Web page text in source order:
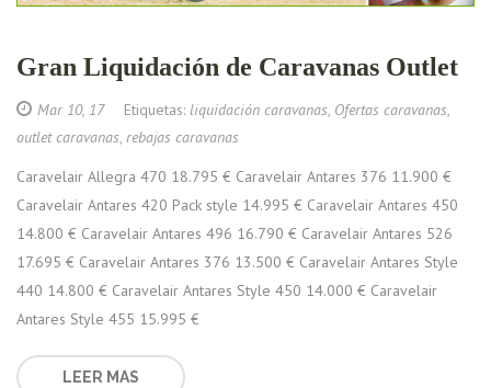
Gran Liquidación de Caravanas Outlet
Mar 10, 17Etiquetas: liquidación caravanas, Ofertas caravanas,
outlet caravanas, rebajas caravanas
Caravelair Allegra 470 18.795 € Caravelair Antares 376 11.900 €
Caravelair Antares 420 Pack style 14.995 € Caravelair Antares 450
14.800 € Caravelair Antares 496 16.790 € Caravelair Antares 526
17.695 € Caravelair Antares 376 13.500 € Caravelair Antares Style
440 14.800 € Caravelair Antares Style 450 14.000 € Caravelair
Antares Style 455 15.995 €
LEER MAS